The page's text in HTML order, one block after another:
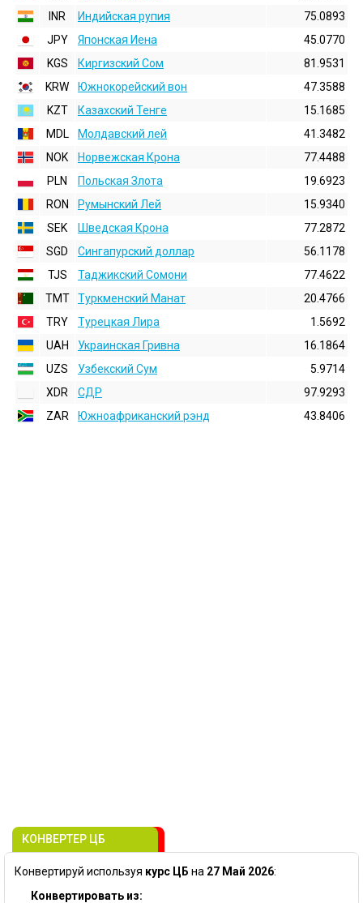
INR
Индийская pупия
75.0893
JPY
Японская Иена
45.0770
KGS
Киргизский Сом
81.9531
KRW
Южнокорейский вон
47.3588
KZT
Казахский Тенге
15.1685
MDL
Молдавский лей
41.3482
NOK
Норвежская Крона
77.4488
PLN
Польская Злота
19.6923
RON
Румынский Лей
15.9340
SEK
Шведская Крона
77.2872
SGD
Сингапурский доллар
56.1178
TJS
Таджикский Сомони
77.4622
TMT
Туркменский Манат
20.4766
TRY
Турецкая Лира
1.5692
UAH
Украинская Гривна
16.1864
UZS
Узбекский Сум
5.9714
XDR
СДР
97.9293
ZAR
Южноафриканский рэнд 43.8406
КОНВЕРТЕР ЦБ
Конвертируй используя курс ЦБ на 27 Май 2026:
Конвертировать из: